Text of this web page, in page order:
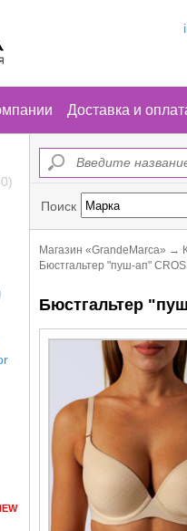
Доставка и
Поиск
Магазин «GrandeMarca» →
Бюстгальтер "пуш-ап"
Бюстгальтер